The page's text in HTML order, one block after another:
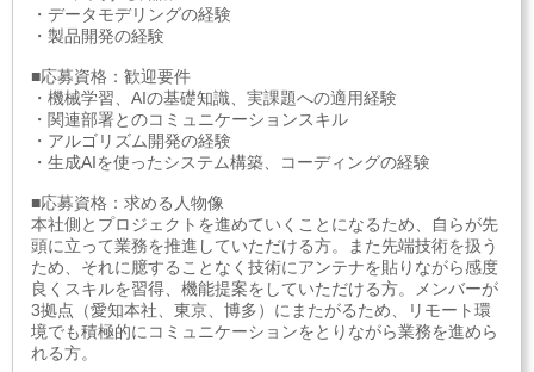
・データモデリングの経験
・製品開発の経験
■応募資格：歓迎要件
・機械学習、AIの基礎知識、実課題への適用経験
・関連部署とのコミュニケーションスキル
・アルゴリズム開発の経験
・生成AIを使ったシステム構築、コーディングの経験
■応募資格：求める人物像
本社側とプロジェクトを進めていくことになるため、自らが先
頭に立って業務を推進していただける方。また先端技術を扱う
ため、それに臆することなく技術にアンテナを貼りながら感度
良くスキルを習得、機能提案をしていただける方。メンバーが
3拠点（愛知本社、東京、博多）にまたがるため、リモート環
境でも積極的にコミュニケーションをとりながら業務を進めら
れる方。